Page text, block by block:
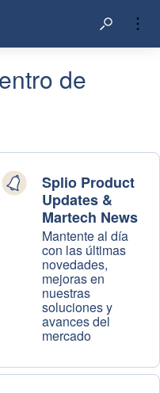
de
Splio Product
Updates &
Martech News
Mantente al día
con las últimas
novedades,
mejoras en
nuestras
soluciones y
avances del
mercado